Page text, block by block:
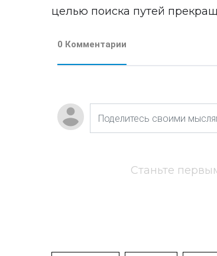
целью поиска путей
0 Комментарии
Станьте